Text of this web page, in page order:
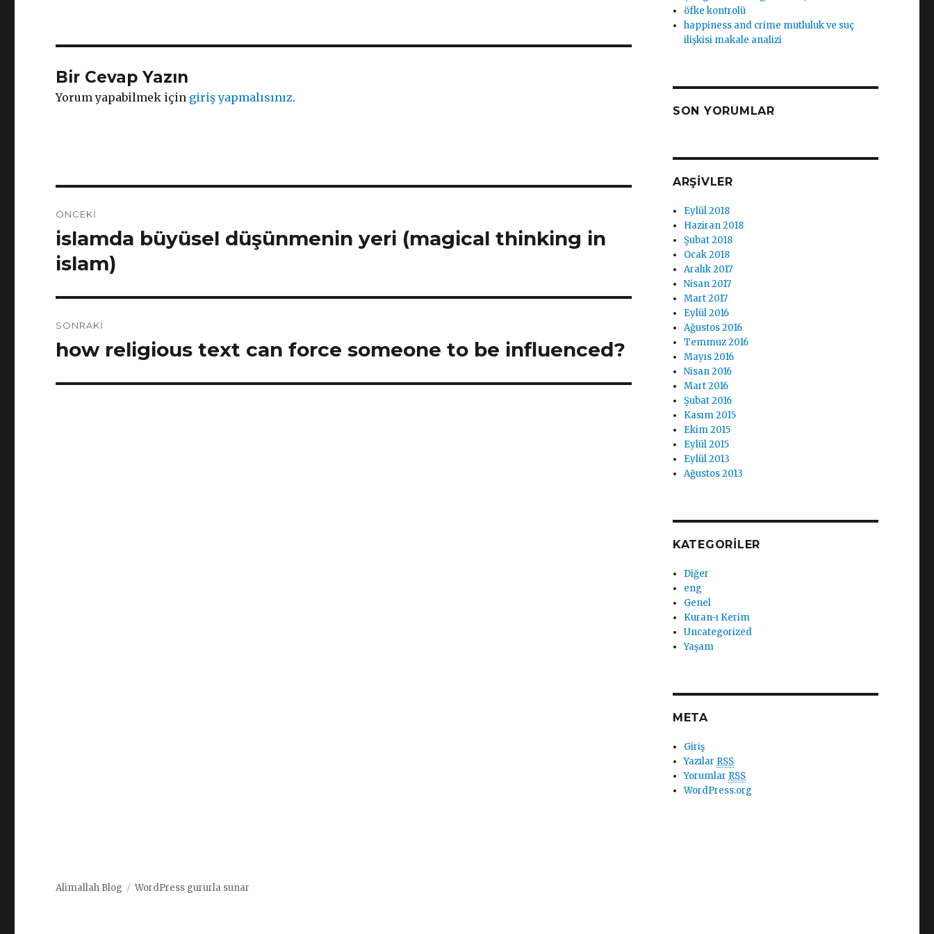
Bir Cevap Yazın
Yorum yapabilmek için giriş yapmalısınız.
dolaşımı
ÖNCEKI
Önceki
yazı:
islamda büyüsel düşünmenin yeri (magical thinking in
islam)
SONRAKI
Sonraki
how religious text can force someone to be influenced?
öfke kontrolü
happiness and crime mutluluk ve suç
ilişkisi makale analizi
SON YORUMLAR
ARŞIVLER
Eylül 2018
Haziran 2018
Şubat 2018
Ocak 2018
Aralık 2017
Nisan 2017
Mart 2017
Eylül 2016
Ağustos 2016
Temmuz 2016
Mayıs 2016
Nisan 2016
Mart 2016
Şubat 2016
Kasım 2015
Ekim 2015
Eylül 2015
Eylül 2013
Ağustos 2013
KATEGORILER
Diğer
eng
Genel
Kuran-ı Kerim
Uncategorized
Yaşam
META
Giriş
Yazılar RSS
Yorumlar RSS
WordPress.org
Alimallah Blog WordPress gururla sunar